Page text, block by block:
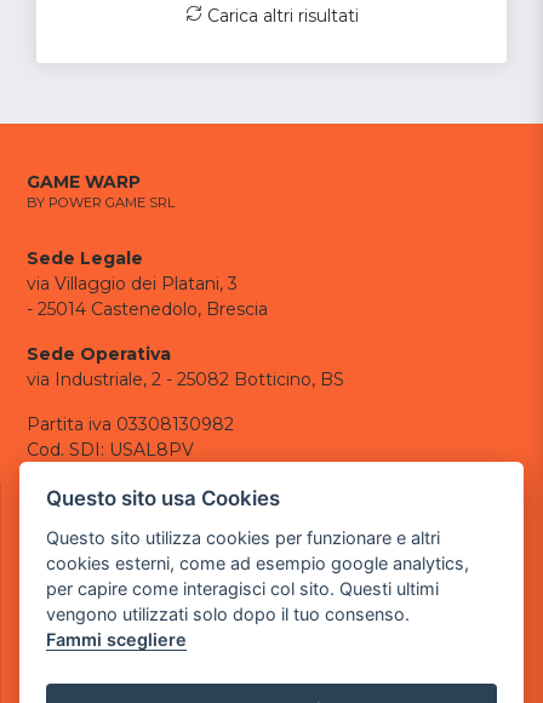
Carica altri risultati
GAME WARP
BY POWER GAME SRL
Sede Legale
via Villaggio dei Platani, 3
- 25014 Castenedolo, Brescia
Sede Operativa
via Industriale, 2 - 25082 Botticino, BS
Partita iva 03308130982
Cod. SDI: USAL8PV
CONTATTI
tel.: +39 030 376 2377
tel.: +39 030 336 6259
pec:powergamesrl@legalmail.it
LINK UTILI
Questo sito usa Cookies
Questo sito utilizza cookies per funzionare e altri
cookies esterni, come ad esempio google analytics,
per capire come interagisci col sito. Questi ultimi
vengono utilizzati solo dopo il tuo consenso.
Fammi scegliere